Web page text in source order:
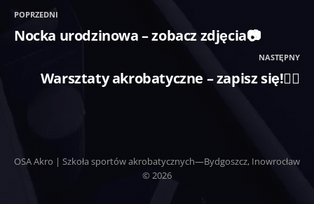
POPRZEDNI
Nocka urodzinowa – zobacz zdjęcia📷
NASTĘPNY
Warsztaty akrobatyczne – zapisz się!🤸‍♂️
OSA Akro | Szkoła sportów akrobatycznych—Bydgoszcz, Inowrocław
© 2026